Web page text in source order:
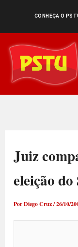
conteúdo
CONHEÇA O
Juiz
eleição
PorDiego Cruz/26/10/